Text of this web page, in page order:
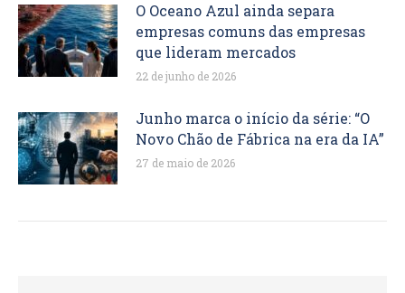
O Oceano Azul ainda separa
empresas comuns das empresas
que lideram mercados
22 de junho de 2026
Junho marca o início da série: “O
Novo Chão de Fábrica na era da IA”
27 de maio de 2026